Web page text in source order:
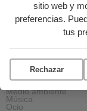
sitio web y
preferencias.
tus
Rechazar
AGENDA POR
Deportes
Escena
Medio ambiente
Música
Ocio